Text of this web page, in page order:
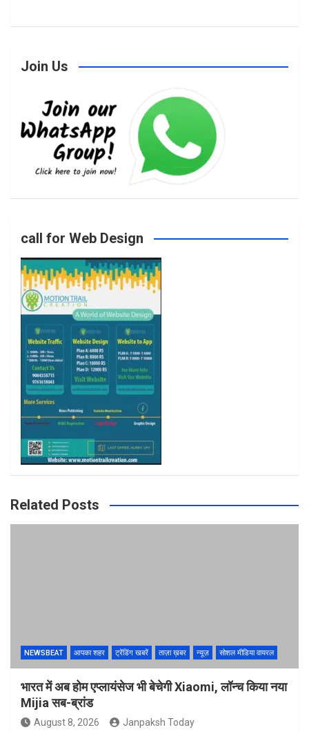
e
b
o
k
s
r
a
m
i u
Join Us
call for Web Design
Related Posts
NEWSBEAT आपका शहर ट्रेंडिंग खबरें ताज़ा ख़बर न्यूज़ सोशल मीडिया वायरल
भारत में अब होम एप्लायंसेज भी बेचेगी Xiaomi, लॉन्च किया नया
Mijia सब-ब्रांड
August 8, 2026 Janpaksh Today